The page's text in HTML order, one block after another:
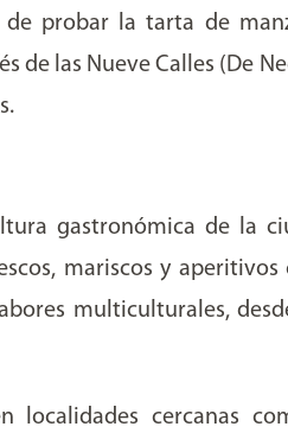
probar la tarta de
de las Nueve Calles (De
gastronómica de la
mariscos y
multiculturales,
localidades cercanas